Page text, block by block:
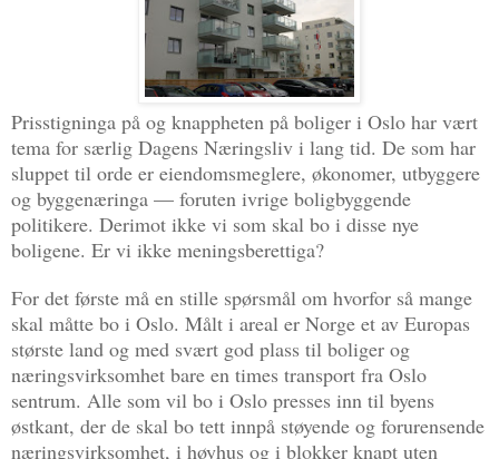
Prisstigninga på og knappheten på boliger i Oslo har vært
tema for særlig Dagens Næringsliv i lang tid. De som har
sluppet til orde er eiendomsmeglere, økonomer, utbyggere
og byggenæringa — foruten ivrige boligbyggende
politikere. Derimot ikke vi som skal bo i disse nye
boligene. Er vi ikke meningsberettiga?
For det første må en stille spørsmål om hvorfor så mange
skal måtte bo i Oslo. Målt i areal er Norge et av Europas
største land og med svært god plass til boliger og
næringsvirksomhet bare en times transport fra Oslo
sentrum. Alle som vil bo i Oslo presses inn til byens
østkant, der de skal bo tett innpå støyende og forurensende
næringsvirksomhet, i høyhus og i blokker knapt uten